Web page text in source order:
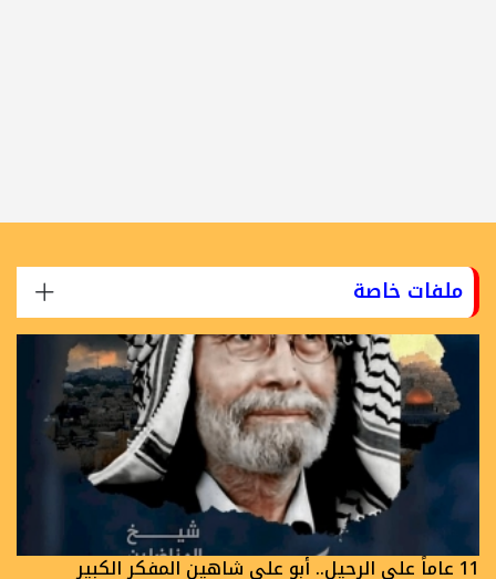
ملفات خاصة
11 عاماً على الرحيل.. أبو علي شاهين المفكر الكبير